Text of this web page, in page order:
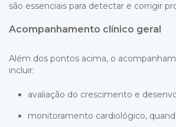
são essenciais para detectar e corrigir
Acompanhamento clínico geral
Além dos pontos acima, o
incluir:
avaliação do crescimento e
monitoramento cardiológico,